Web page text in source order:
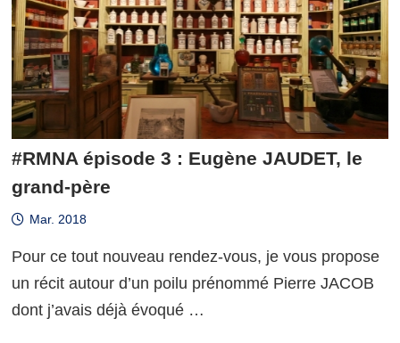
#RMNA épisode 3 : Eugène JAUDET, le
grand-père
Mar. 2018
Pour ce tout nouveau rendez-vous, je vous propose
un récit autour d’un poilu prénommé Pierre JACOB
dont j’avais déjà évoqué …